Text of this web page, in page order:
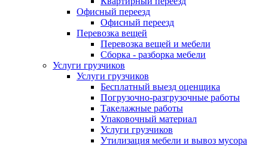
Офисный переезд
Офисный переезд
Перевозка вещей
Перевозка вещей и мебели
Сборка - разборка мебели
Услуги грузчиков
Услуги грузчиков
Бесплатный выезд оценщика
Погрузочно-разгрузочные работы
Такелажные работы
Упаковочный материал
Услуги грузчиков
Утилизация мебели и вывоз мусора